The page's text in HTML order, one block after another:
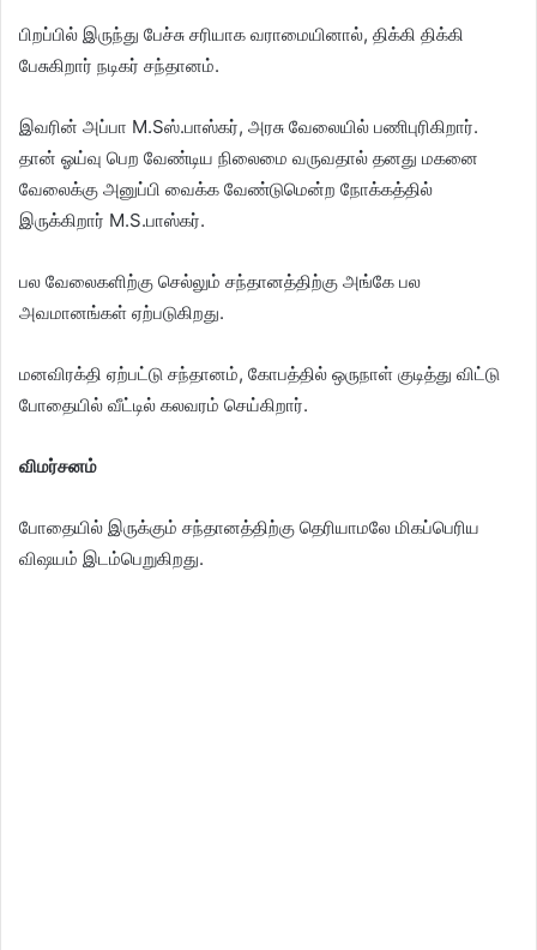
பிறப்பில் இருந்து பேச்சு சரியாக வராமையினால், திக்கி திக்கி
பேசுகிறார் நடிகர் சந்தானம்.
இவரின் அப்பா M.Sஸ்.பாஸ்கர், அரசு வேலையில் பணிபுரிகிறார்.
தான் ஓய்வு பெற வேண்டிய நிலைமை வருவதால் தனது மகனை
வேலைக்கு அனுப்பி வைக்க வேண்டுமென்ற நோக்கத்தில்
இருக்கிறார் M.S.பாஸ்கர்.
பல வேலைகளிற்கு செல்லும் சந்தானத்திற்கு அங்கே பல
அவமானங்கள் ஏற்படுகிறது.
மனவிரக்தி ஏற்பட்டு சந்தானம், கோபத்தில் ஒருநாள் குடித்து விட்டு
போதையில் வீட்டில் கலவரம் செய்கிறார்.
விமர்சனம்
போதையில் இருக்கும் சந்தானத்திற்கு தெரியாமலே மிகப்பெரிய
விஷயம் இடம்பெறுகிறது.